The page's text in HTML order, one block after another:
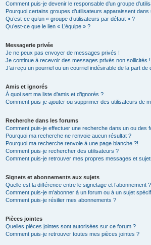
Comment puis-je devenir le responsable d’un groupe
Pourquoi certains groupes d’utilisateurs apparaissent
Qu’est-ce qu’un « groupe d’utilisateurs par défaut » ?
Qu’est-ce que le lien « L’équipe » ?
Messagerie privée
Je ne peux pas envoyer de messages privés !
Je continue à recevoir des messages privés non sollicités !
J’ai reçu un pourriel ou un courriel indésirable de la part de
Amis et ignorés
À quoi sert ma liste d’amis et d’ignorés ?
Comment puis-je ajouter ou supprimer des utilisateurs de
Recherche dans les forums
Comment puis-je effectuer une recherche dans un ou des
Pourquoi ma recherche ne renvoie aucun résultat ?
Pourquoi ma recherche renvoie à une page blanche ?!
Comment puis-je rechercher des utilisateurs ?
Comment puis-je retrouver mes propres messages et
Signets et abonnements aux sujets
Quelle est la différence entre le signetage et l’abonnement ?
Comment puis-je m’abonner à un forum ou à un sujet
Comment puis-je résilier mes abonnements ?
Pièces jointes
Quelles pièces jointes sont autorisées sur ce forum ?
Comment puis-je retrouver toutes mes pièces jointes ?